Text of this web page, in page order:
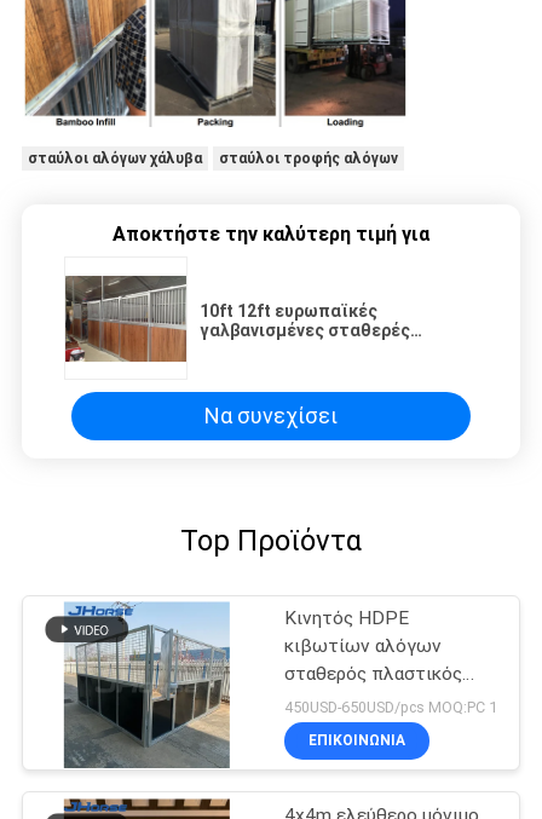
σταύλοι αλόγων χάλυβα σταύλοι τροφής αλόγων
Αποκτήστε την καλύτερη τιμή για
10ft 12ft ευρωπαϊκές
γαλβανισμένες σταθερές
Να συνεχίσει
Top Προϊόντα
Κινητός HDPE
κιβωτίων αλόγων
σταθερός πλαστικός
προσωρινός εύκολος να
εγκαταστήσει με τη
στέγη
450USD-650USD/pcs MOQ:PC 1
ΕΠΙΚΟΙΝΩΝΙΑ